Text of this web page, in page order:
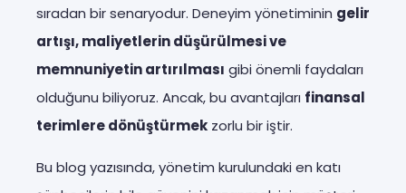
sıradan bir senaryodur. Deneyim yönetiminin gelir
artışı, maliyetlerin düşürülmesi ve
memnuniyetin artırılması gibi önemli faydaları
olduğunu biliyoruz. Ancak, bu avantajları finansal
terimlere dönüştürmek zorlu bir iştir.
Bu blog yazısında, yönetim kurulundaki en katı